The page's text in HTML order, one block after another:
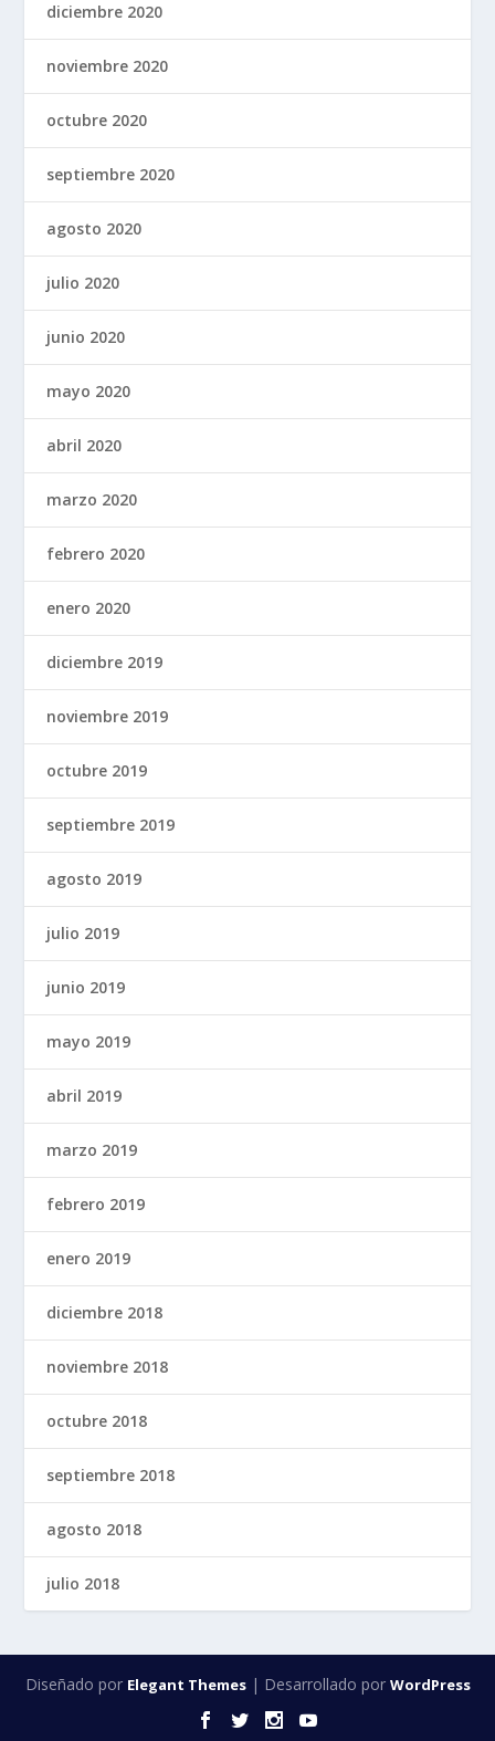
diciembre 2020
noviembre 2020
octubre 2020
septiembre 2020
agosto 2020
julio 2020
junio 2020
mayo 2020
abril 2020
marzo 2020
febrero 2020
enero 2020
diciembre 2019
noviembre 2019
octubre 2019
septiembre 2019
agosto 2019
julio 2019
junio 2019
mayo 2019
abril 2019
marzo 2019
febrero 2019
enero 2019
diciembre 2018
noviembre 2018
octubre 2018
septiembre 2018
agosto 2018
julio 2018
Diseñado por Elegant Themes| Desarrollado por WordPress